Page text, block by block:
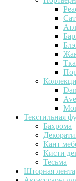
Текстильная
Бахрома
Кант
Кисти
Тесьма
Шторная лента